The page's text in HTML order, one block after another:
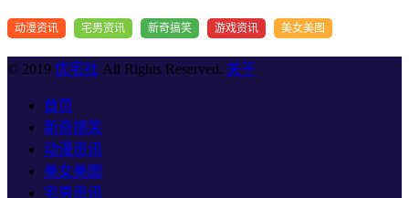
动漫资讯 宅男资讯 新奇搞笑 游戏资讯 美女美图
© 2019 优宅社 All Rights Reserved. 关于
首页
新奇搞笑
动漫资讯
美女美图
宅男资讯